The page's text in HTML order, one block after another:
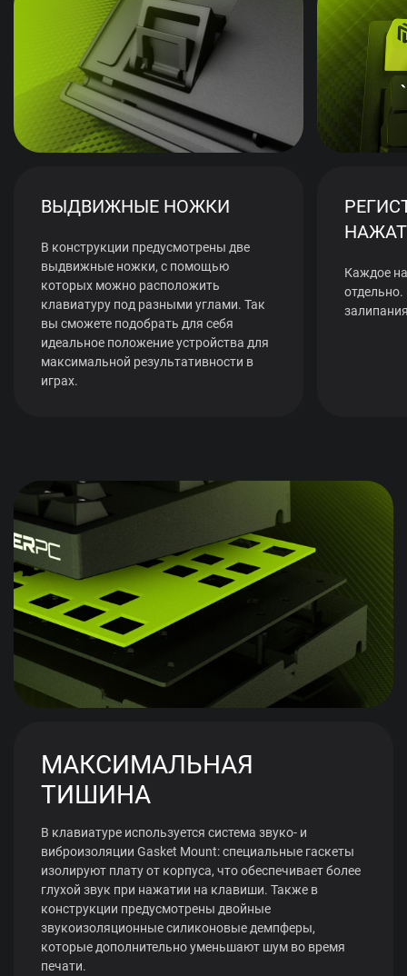
ВЫДВИЖНЫЕ НОЖКИ
В конструкции предусмотрены две
выдвижные ножки, с помощью
которых можно расположить
клавиатуру под разными углами. Так
вы сможете подобрать для себя
идеальное положение устройства для
максимальной результативности в
играх.
Каждое
МАКСИМАЛЬНАЯ
ТИШИНА
В клавиатуре используется система звуко- и
виброизоляции Gasket Mount: специальные гаскеты
изолируют плату от корпуса, что обеспечивает более
глухой звук при нажатии на клавиши. Также в
конструкции предусмотрены двойные
звукоизоляционные силиконовые демпферы,
которые дополнительно уменьшают шум во время
печати.